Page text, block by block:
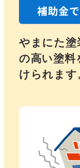
やまにた塗
の高い塗料
けられます